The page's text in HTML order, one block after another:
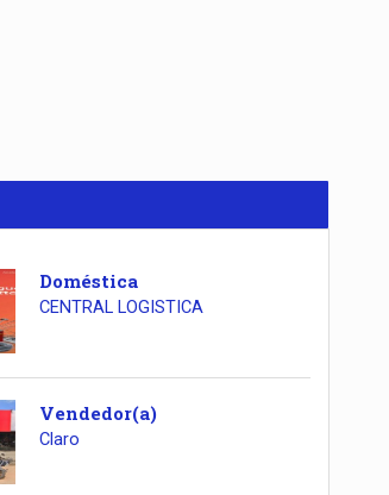
Doméstica
CENTRAL LOGISTICA
Vendedor(a)
Claro